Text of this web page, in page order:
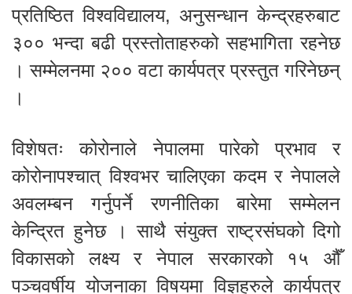
प्रतिष्ठित विश्वविद्यालय, अनुसन्धान केन्द्रहरुबाट
३०० भन्दा बढी प्रस्तोताहरुको सहभागिता रहनेछ
। सम्मेलनमा २०० वटा कार्यपत्र प्रस्तुत गरिनेछन्
।
विशेषतः कोरोनाले नेपालमा पारेको प्रभाव र
कोरोनापश्चात् विश्वभर चालिएका कदम र नेपालले
अवलम्बन गर्नुपर्ने रणनीतिका बारेमा सम्मेलन
केन्द्रित हुनेछ । साथै संयुक्त राष्ट्रसंघको दिगो
विकासको लक्ष्य र नेपाल सरकारको १५ औँ
पञ्चवर्षीय योजनाका विषयमा विज्ञहरुले कार्यपत्र